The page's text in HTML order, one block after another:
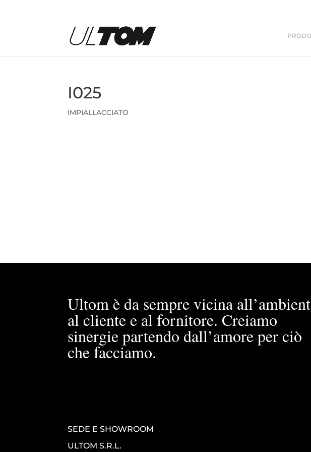
I025
IMPIALLACCIATO
Ultom è da sempre vicina
al cliente e al fornitore. Creiamo
sinergie partendo dall’amore per ciò
che facciamo.
SEDE E SHOWROOM
ULTOM S.R.L.